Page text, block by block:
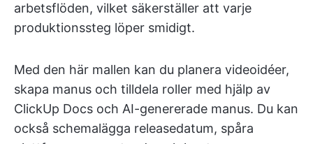
arbetsflöden, vilket säkerställer att varje
produktionssteg löper smidigt.
Med den här mallen kan du planera videoidéer,
skapa manus och tilldela roller med hjälp av
ClickUp Docs och AI-genererade manus. Du kan
också schemalägga releasedatum, spåra